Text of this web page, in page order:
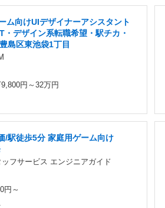
ム向けUIデザイナーアシスタント
・デザイン系転職希望・駅チカ・
島区東池袋1丁目
円～32万円
/駅徒歩5分 家庭用ゲーム向け
フサービス エンジニアガイド
円～